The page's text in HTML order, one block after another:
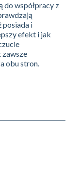
do współpracy z
posiada i
efekt i jak
zawsze
obu stron.